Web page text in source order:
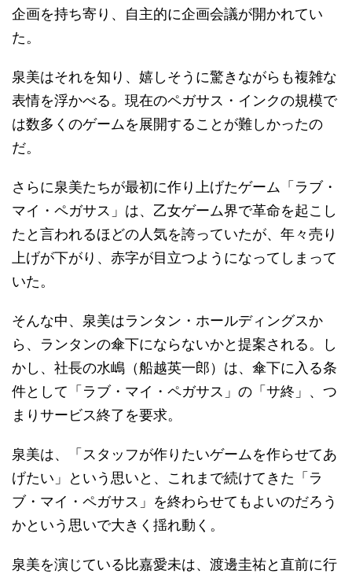
企画を持ち寄り、自主的に企画会議が開かれてい
た。
泉美はそれを知り、嬉しそうに驚きながらも複雑な
表情を浮かべる。現在のペガサス・インクの規模で
は数多くのゲームを展開することが難しかったの
だ。
さらに泉美たちが最初に作り上げたゲーム「ラブ・
マイ・ペガサス」は、乙女ゲーム界で革命を起こし
たと言われるほどの人気を誇っていたが、年々売り
上げが下がり、赤字が目立つようになってしまって
いた。
そんな中、泉美はランタン・ホールディングスか
ら、ランタンの傘下にならないかと提案される。し
かし、社長の水嶋（船越英一郎）は、傘下に入る条
件として「ラブ・マイ・ペガサス」の「サ終」、つ
まりサービス終了を要求。
泉美は、「スタッフが作りたいゲームを作らせてあ
げたい」という思いと、これまで続けてきた「ラ
ブ・マイ・ペガサス」を終わらせてもよいのだろう
かという思いで大きく揺れ動く。
泉美を演じている比嘉愛未は、渡邊圭祐と直前に行